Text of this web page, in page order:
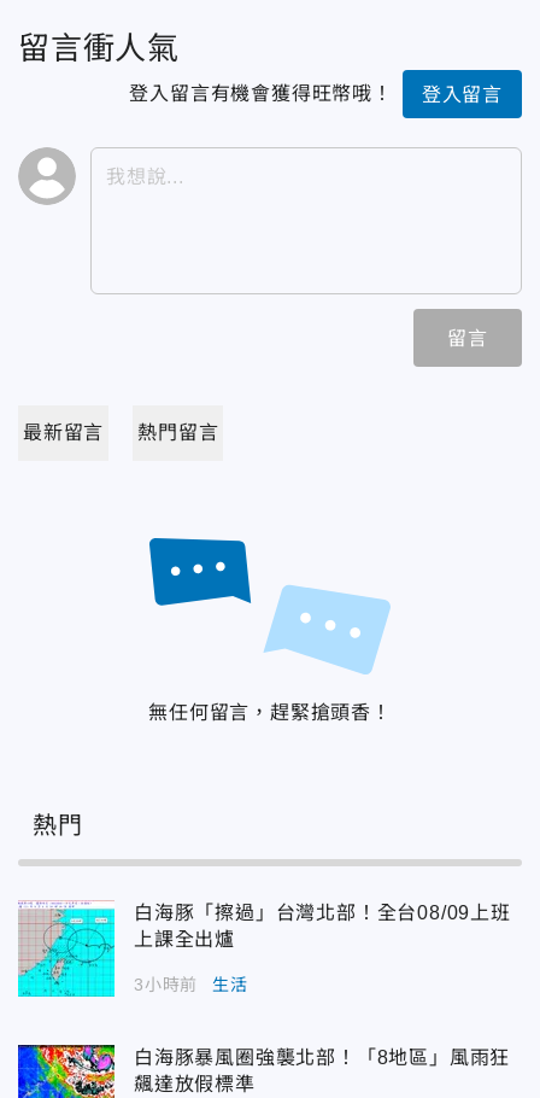
留言衝人氣
登入留言有機會獲得旺幣哦！ 登入留言
留言
最新留言 熱門留言
無任何留言，趕緊搶頭香！
熱門
白海豚「擦過」台灣北部！全台08/09上班
上課全出爐
3小時前 生活
白海豚暴風圈強襲北部！「8地區」風雨狂
飆達放假標準